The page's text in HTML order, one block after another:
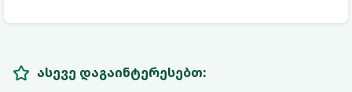
ასევე დაგაინტერესებთ: